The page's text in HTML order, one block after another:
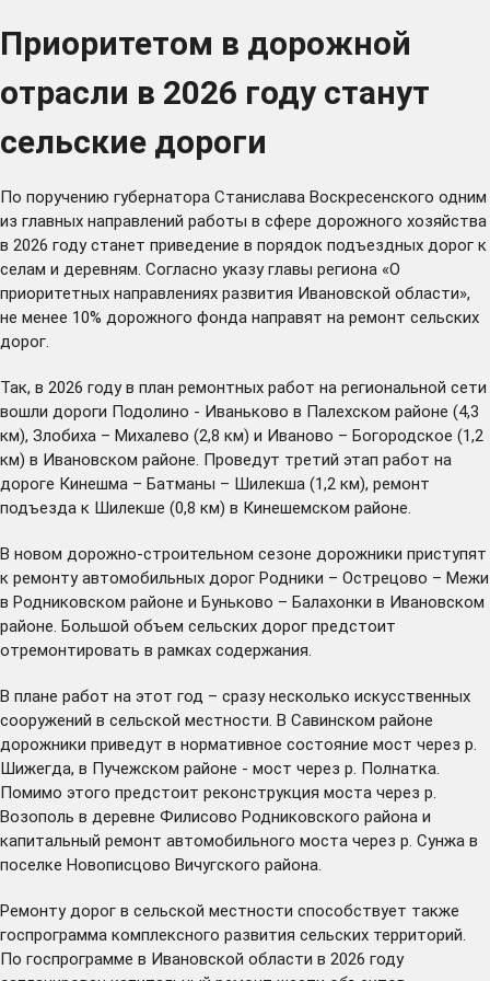
Приоритетом в дорожной
отрасли в 2026 году станут
сельские дороги
По поручению губернатора Станислава Воскресенского одним
из главных направлений работы в сфере дорожного хозяйства
в 2026 году станет приведение в порядок подъездных дорог к
селам и деревням. Согласно указуглавы региона «О
приоритетных направлениях развития Ивановской области»,
не менее 10% дорожного фонда направят на ремонт сельских
дорог.
Так, в 2026 году в план ремонтных работ на региональной сети
вошли дороги Подолино - Иваньково в Палехском районе (4,3
км), Злобиха – Михалево (2,8 км) и Иваново – Богородское (1,2
км) в Ивановском районе. Проведут третий этап работ на
дороге Кинешма – Батманы – Шилекша (1,2 км), ремонт
подъезда к Шилекше (0,8 км) в Кинешемском районе.
В новом дорожно-строительном сезоне дорожники приступят
к ремонту автомобильных дорог Родники – Острецово – Межи
в Родниковском районе и Буньково – Балахонки в Ивановском
районе. Большой объем сельских дорог предстоит
отремонтировать в рамках содержания.
В плане работ на этот год – сразу несколько искусственных
сооружений в сельской местности. В Савинском районе
дорожники приведут в нормативное состояние мост через р.
Шижегда, в Пучежском районе - мост через р. Полнатка.
Помимо этого предстоит реконструкция моста через р.
Возополь в деревне Филисово Родниковского района и
капитальный ремонт автомобильного моста через р. Сунжа в
поселке Новописцово Вичугского района.
Ремонту дорог в сельской местности способствует также
госпрограмма комплексного развития сельских территорий.
По госпрограмме в Ивановской области в 2026 году